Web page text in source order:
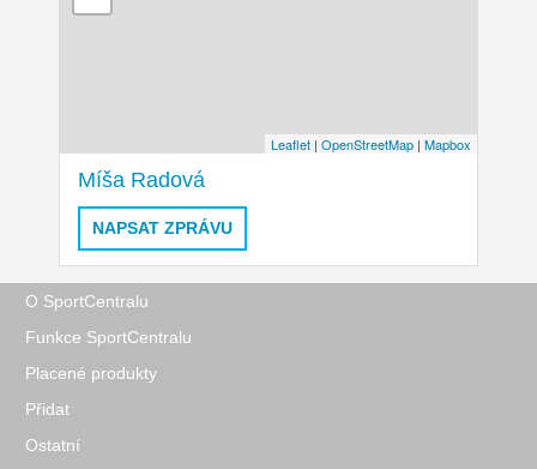
Leaflet | OpenStreetMap | Mapbox
Míša Radová
NAPSAT ZPRÁVU
O SportCentralu
Funkce SportCentralu
Placené produkty
Přidat
Ostatní